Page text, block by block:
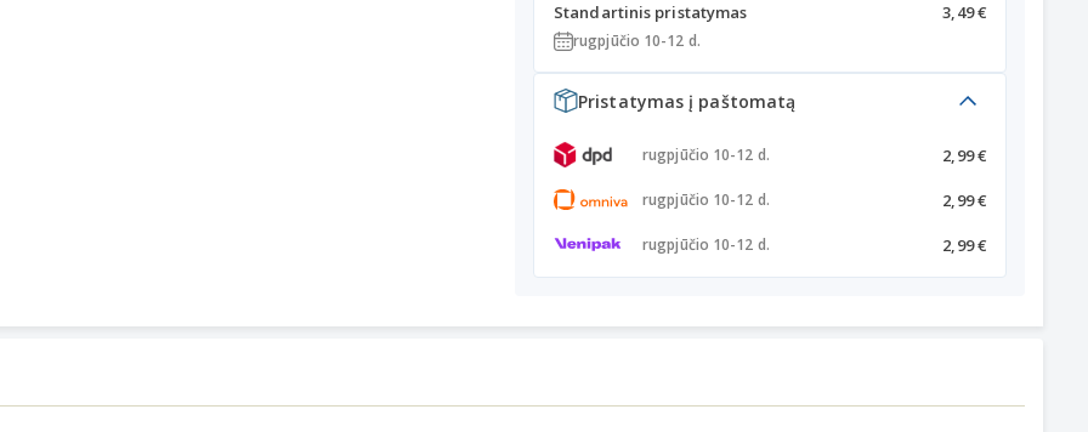
Standartinis pristatymas 3,49 €
rugpjūčio 10-12 d.
Pristatymas į paštomatą
rugpjūčio 10-12 d. 2,99 €
rugpjūčio 10-12 d. 2,99 €
rugpjūčio 10-12 d. 2,99 €